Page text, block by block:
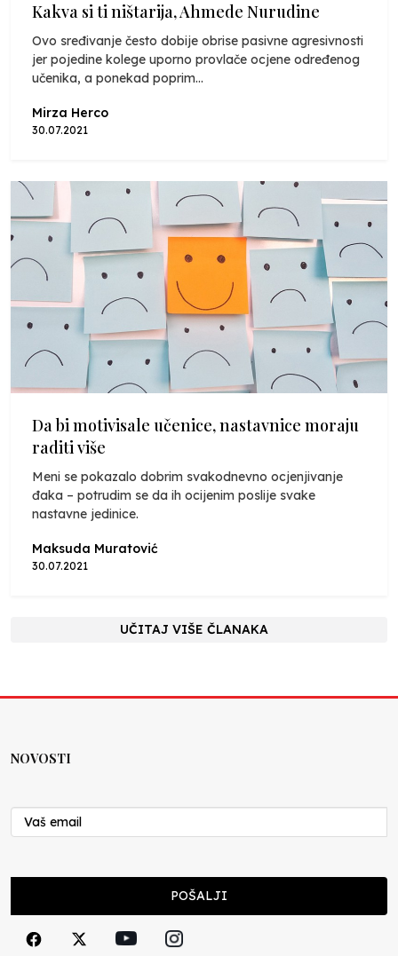
Kakva si ti ništarija, Ahmede Nurudine
Ovo sređivanje često dobije obrise pasivne agresivnosti
jer pojedine kolege uporno provlače ocjene određenog
učenika, a ponekad poprim...
Mirza Herco
30.07.2021
Da bi motivisale učenice, nastavnice moraju
raditi više
Meni se pokazalo dobrim svakodnevno ocjenjivanje
đaka – potrudim se da ih ocijenim poslije svake
nastavne jedinice.
Maksuda Muratović
30.07.2021
UČITAJ VIŠE ČLANAKA
NOVOSTI
POŠALJI